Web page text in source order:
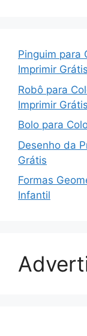
Pinguim para
Imprimir Grátis
Robô para
Imprimir Grátis
Bolo para
Desenho da
Grátis
Formas
Infantil